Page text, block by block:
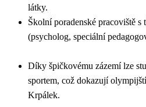
látky.
Školní poradenské pracoviště s
(psycholog, speciální
Díky špičkovému zázemí lze
sportem, což dokazují
Krpálek.